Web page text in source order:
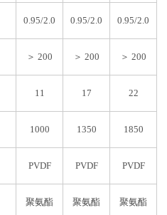
0.95/2.0 0.95/2.0 0.95/2.0
＞ 200 ＞ 200 ＞ 200
11 17 22
1000 1350 1850
PVDF PVDF PVDF
聚氨酯 聚氨酯 聚氨酯